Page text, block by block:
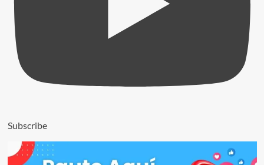
Subscribe